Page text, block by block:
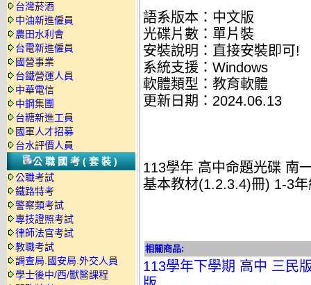
台灣菸酒
中油新進僱員
農田水利會
台電新進僱員
國營事業
台鐵營運人員
中華電信
中鋼集團
台糖新進工員
國軍人才招募
台水評價人員
公職國考(套裝)
公職考試
鐵路特考
警察類考試
專技證照考試
律師法官考試
教職考試
調查局.國安局.外交人員
學士後中/西/獸醫課程
語系版本：中文版
光碟片數：單片裝
安裝說明：直接安裝即可!
系統支援：Windows
軟體類型：教育軟體
更新日期：2024.06.13
113學年 高中命題光碟 南
基本教材(1.2.3.4)冊) 1-3
相關商品:
113學年下學期 高中 三民